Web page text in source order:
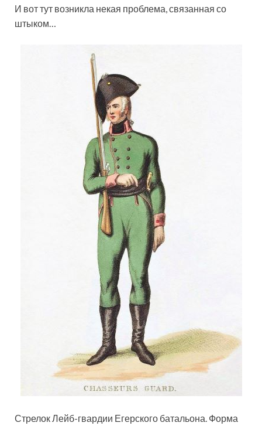
И вот тут возникла некая проблема, связанная со
штыком…
Стрелок Лейб-гвардии Егерского батальона. Форма